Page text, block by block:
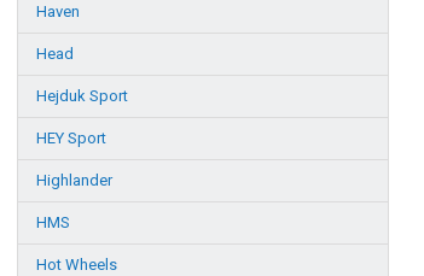
Haven
Head
Hejduk Sport
HEY Sport
Highlander
HMS
Hot Wheels